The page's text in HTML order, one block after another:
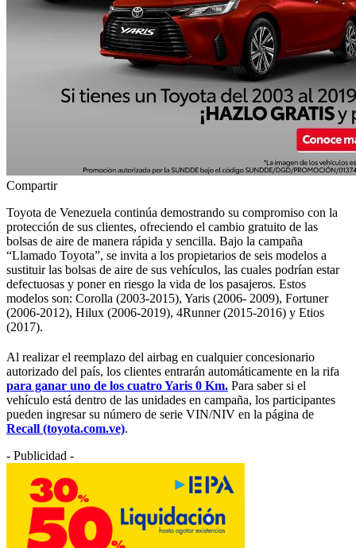
Compartir
Toyota de Venezuela continúa demostrando su compromiso con la
protección de sus clientes, ofreciendo el cambio gratuito de las
bolsas de aire de manera rápida y sencilla. Bajo la campaña
“Llamado Toyota”, se invita a los propietarios de seis modelos a
sustituir las bolsas de aire de sus vehículos, las cuales podrían estar
defectuosas y poner en riesgo la vida de los pasajeros. Estos
modelos son: Corolla (2003-2015), Yaris (2006- 2009), Fortuner
(2006-2012), Hilux (2006-2019), 4Runner (2015-2016) y Etios
(2017).
Al realizar el reemplazo del airbag en cualquier concesionario
autorizado del país, los clientes entrarán automáticamente en la rifa
para ganar uno de los cuatro Yaris 0 Km. Para saber si el
vehículo está dentro de las unidades en campaña, los participantes
pueden ingresar su número de serie VIN/NIV en la página de
Recall (toyota.com.ve).
- Publicidad -